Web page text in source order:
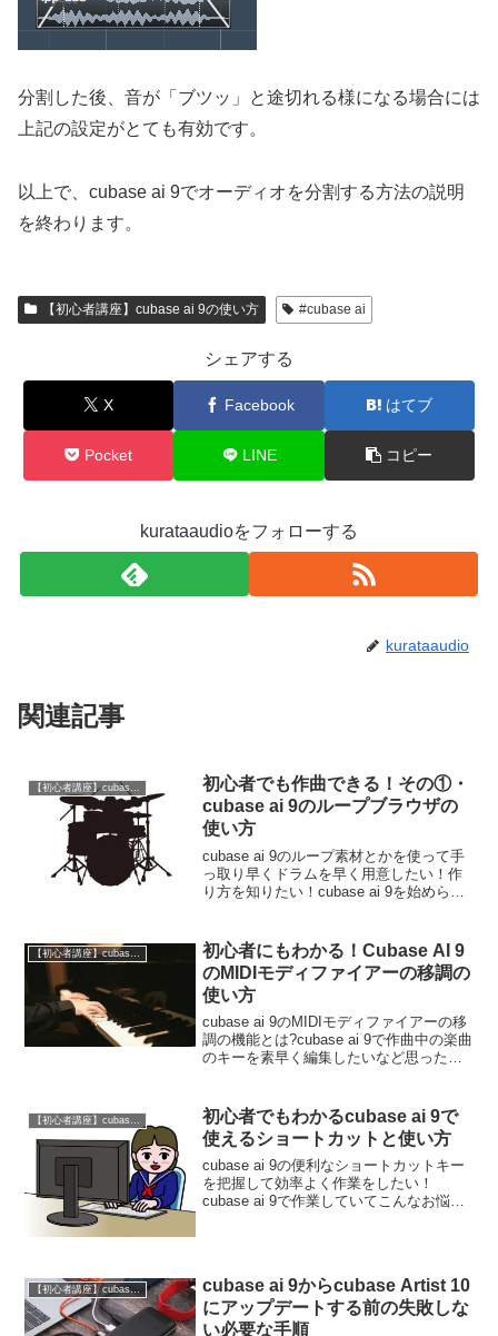
分割した後、音が「ブツッ」と途切れる様になる場合には
上記の設定がとても有効です。
以上で、cubase ai 9でオーディオを分割する方法の説明
を終わります。
【初心者講座】cubase ai 9の使い方 #cubase ai
シェアする
X Facebook はてブ
Pocket LINE コピー
kurataaudioをフォローする
kurataaudio
関連記事
【初心者講座】cubase ai 9の使い方
初心者でも作曲できる！その①・
cubase ai 9のループブラウザの
使い方
cubase ai 9のループ素材とかを使って手
っ取り早くドラムを早く用意したい！作
り方を知りたい！cubase ai 9を始められ
でオーディオファイルの...
【初心者講座】cubase ai 9の使い方
初心者にもわかる！Cubase AI 9
のMIDIモディファイアーの移調の
使い方
cubase ai 9のMIDIモディファイアーの移
調の機能とは?cubase ai 9で作曲中の楽曲
のキーを素早く編集したいなど思ったこ
ーの移調の機...
初心者でもわかるcubase ai 9で
使えるショートカットと使い方
cubase ai 9の便利なショートカットキー
を把握して効率よく作業をしたい！
cubase ai 9で作業していてこんなお悩み
【初心者講座】cubase ai 9の使い方
cubase ai 9からcubase Artist 10
にアップデートする前の失敗しな
い必要な手順